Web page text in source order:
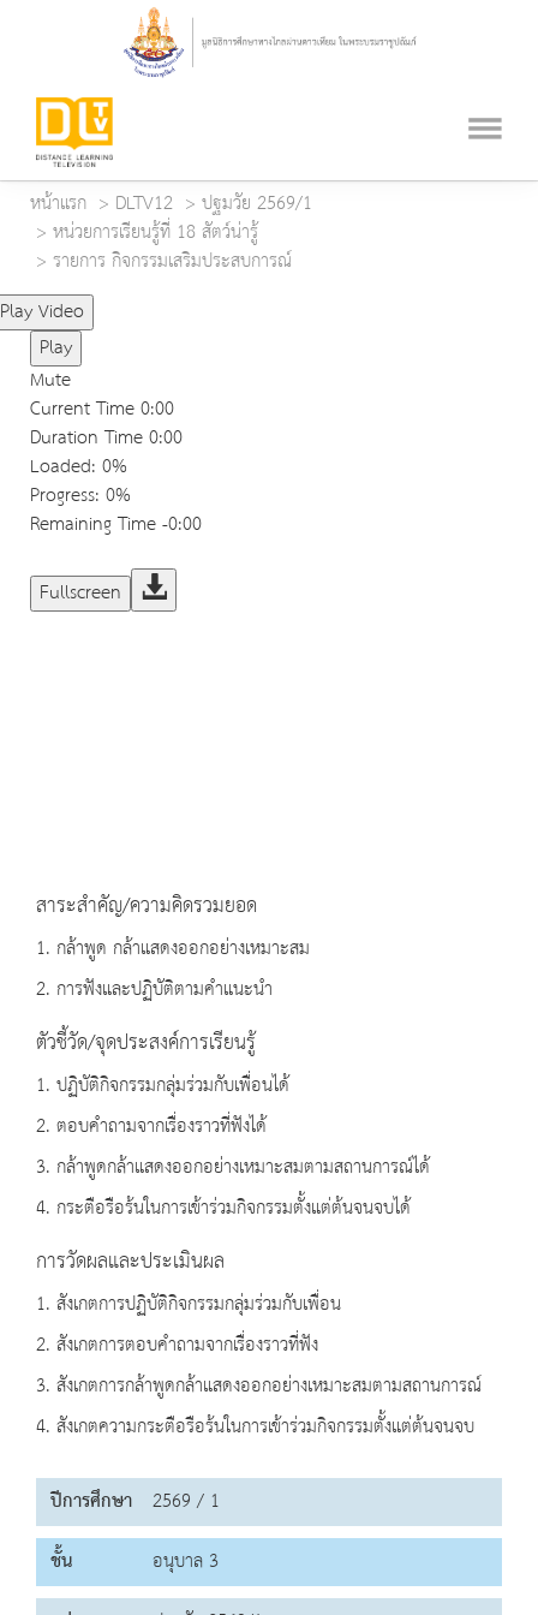
หน้าแรก DLTV12
ปฐมวัย 2569/1
หน่วยการเรียนรู้ที่ 18 สัตว์น่ารู้
รายการ กิจกรรมเสริมประสบการณ์
Play Video
Play
Mute
Current Time0:00
Duration Time0:00
Loaded: 0%
Progress: 0%
Remaining Time-0:00
Fullscreen
สาระสำคัญ/ความคิดรวมยอด
1. กล้าพูด กล้าแสดงออกอย่างเหมาะสม
2. การฟังและปฏิบัติตามคำแนะนำ
ตัวชี้วัด/จุดประสงค์การเรียนรู้
1. ปฏิบัติกิจกรรมกลุ่มร่วมกับเพื่อนได้
2. ตอบคำถามจากเรื่องราวที่ฟังได้
3. กล้าพูดกล้าแสดงออกอย่างเหมาะสมตามสถานการณ์ได้
4. กระตือรือร้นในการเข้าร่วมกิจกรรมตั้งแต่ต้นจนจบได้
การวัดผลและประเมินผล
1. สังเกตการปฏิบัติกิจกรรมกลุ่มร่วมกับเพื่อน
2. สังเกตการตอบคำถามจากเรื่องราวที่ฟัง
3. สังเกตการกล้าพูดกล้าแสดงออกอย่างเหมาะสมตามสถานการณ์
4. สังเกตความกระตือรือร้นในการเข้าร่วมกิจกรรมตั้งแต่ต้นจนจบ
ปีการศึกษา 2569 / 1
ชั้น
อนุบาล 3